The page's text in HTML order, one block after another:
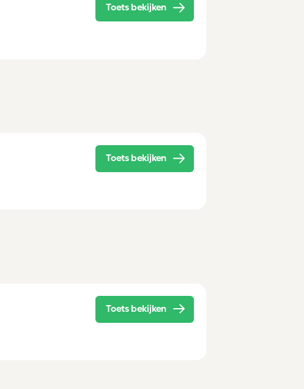
Toets bekijken
Toets bekijken
Toets bekijken